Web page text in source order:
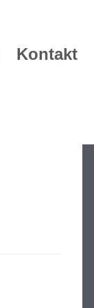
Kontakt